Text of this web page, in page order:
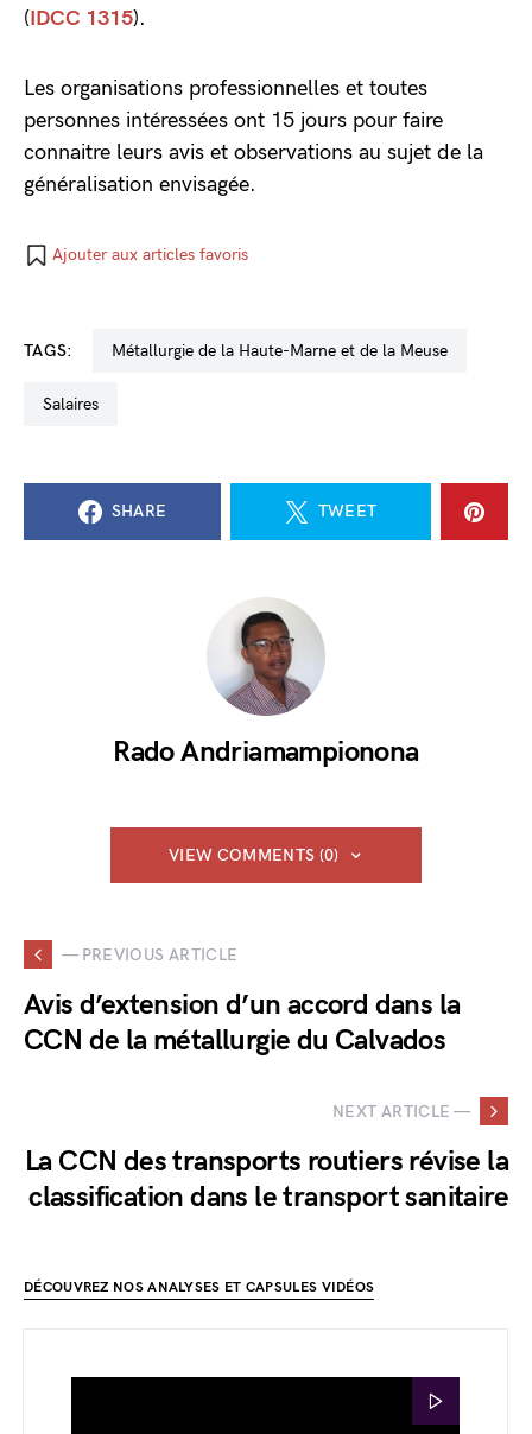
(IDCC 1315).
Les organisations professionnelles et toutes
personnes intéressées ont 15 jours pour faire
connaitre leurs avis et observations au sujet de la
généralisation envisagée.
Ajouter aux articles favoris
TAGS: métallurgie de la Haute-Marne et de la Meuse
salaires
SHARE TWEET
Rado Andriamampionona
VIEW COMMENTS (0)
— PREVIOUS ARTICLE
Avis d’extension d’un accord dans la
CCN de la métallurgie du Calvados
NEXT ARTICLE —
La CCN des transports routiers révise la
classification dans le transport sanitaire
DÉCOUVREZ NOS ANALYSES ET CAPSULES VIDÉOS